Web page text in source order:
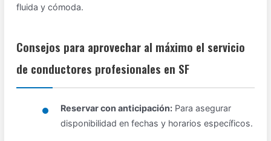
fluida y cómoda.
Consejos para aprovechar al máximo el servicio
de conductores profesionales en SF
Reservar con anticipación: Para asegurar
disponibilidad en fechas y horarios específicos.